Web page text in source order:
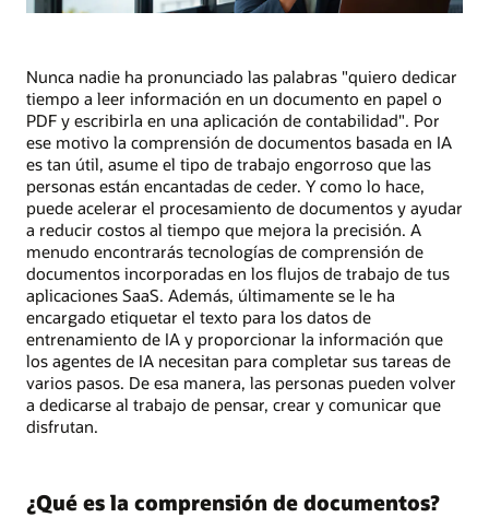
Nunca nadie ha pronunciado las palabras "quiero dedicar
tiempo a leer información en un documento en papel o
PDF y escribirla en una aplicación de contabilidad". Por
ese motivo la comprensión de documentos basada en IA
es tan útil, asume el tipo de trabajo engorroso que las
personas están encantadas de ceder. Y como lo hace,
puede acelerar el procesamiento de documentos y ayudar
a reducir costos al tiempo que mejora la precisión. A
menudo encontrarás tecnologías de comprensión de
documentos incorporadas en los flujos de trabajo de tus
aplicaciones SaaS. Además, últimamente se le ha
encargado etiquetar el texto para los datos de
entrenamiento de IA y proporcionar la información que
los agentes de IA necesitan para completar sus tareas de
varios pasos. De esa manera, las personas pueden volver
a dedicarse al trabajo de pensar, crear y comunicar que
disfrutan.
¿Qué es la comprensión de documentos?